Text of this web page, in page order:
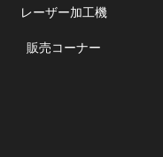
レーザー加工機
販売コーナー